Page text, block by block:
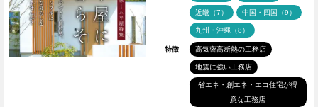
近畿（7） 中国・四国（9）
九州・沖縄（8）
特徴 高気密高断熱の工務店
地震に強い工務店
省エネ・創エネ・エコ住宅が得
意な工務店